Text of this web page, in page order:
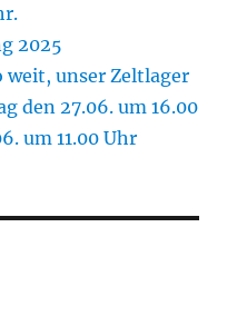
2025
weit, unser Zeltlager
den 27.06. um 16.00
um 11.00 Uhr